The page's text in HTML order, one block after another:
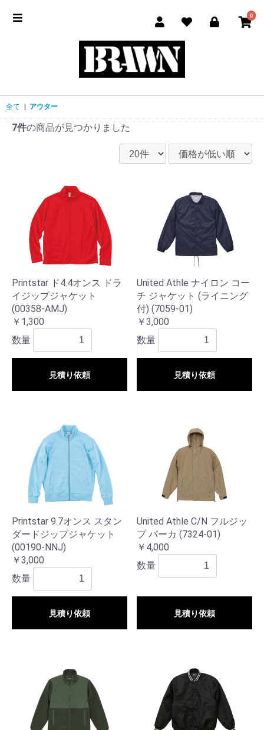
0
全て アウター
7件の商品が見つかりました
Printstar ド4.4オンス ドラ
イジップジャケット
(00358-AMJ)
￥1,300
数量
見積り依頼
United Athle ナイロン コー
チ ジャケット (ライニング
付) (7059-01)
￥3,000
数量
見積り依頼
Printstar 9.7オンス スタン
ダードジップジャケット
(00190-NNJ)
￥3,000
数量
見積り依頼
United Athle C/N フルジッ
プ パーカ (7324-01)
￥4,000
数量
見積り依頼